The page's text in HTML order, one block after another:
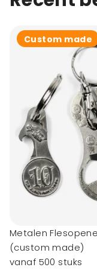
Custom made
Metalen
(custom made)
vanaf 500 stuks